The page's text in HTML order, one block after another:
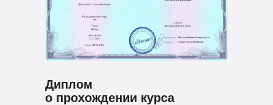
Диплом
о прохождении курса